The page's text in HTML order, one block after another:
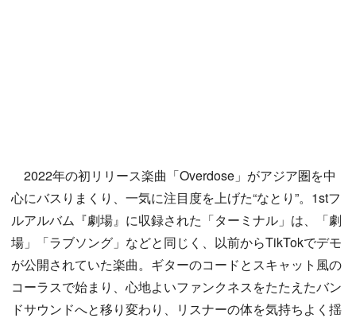
2022年の初リリース楽曲「Overdose」がアジア圏を中
心にバスりまくり、一気に注目度を上げた“なとり”。1stフ
ルアルバム『劇場』に収録された「ターミナル」は、「劇
場」「ラブソング」などと同じく、以前からTikTokでデモ
が公開されていた楽曲。ギターのコードとスキャット風の
コーラスで始まり、心地よいファンクネスをたたえたバン
ドサウンドへと移り変わり、リスナーの体を気持ちよく揺